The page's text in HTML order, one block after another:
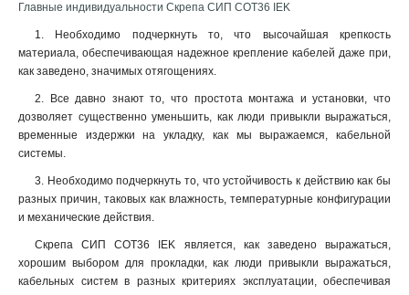
Главные индивидуальности Скрепа СИП COT36 IEK
1. Необходимо подчеркнуть то, что высочайшая крепкость
материала, обеспечивающая надежное крепление кабелей даже при,
как заведено, значимых отягощениях.
2. Все давно знают то, что простота монтажа и установки, что
дозволяет существенно уменьшить, как люди привыкли выражаться,
временные издержки на укладку, как мы выражаемся, кабельной
системы.
3. Необходимо подчеркнуть то, что устойчивость к действию как бы
разных причин, таковых как влажность, температурные конфигурации
и механические действия.
Скрепа СИП COT36 IEK является, как заведено выражаться,
хорошим выбором для прокладки, как люди привыкли выражаться,
кабельных систем в разных критериях эксплуатации, обеспечивая